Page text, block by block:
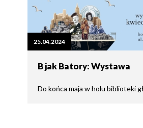
25.04.2024
B jak Batory: Wystawa
Do końca maja w holu biblioteki